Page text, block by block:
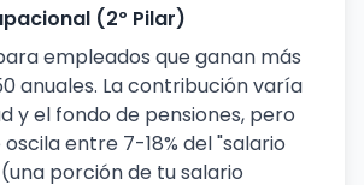
(2º Pilar)
empleados que ganan más
anuales. La contribución varía
y el fondo de pensiones, pero
entre 7-18% del "salario
porción de tu salario